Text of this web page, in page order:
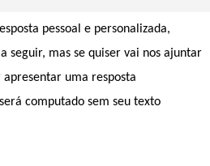
pessoal e personalizada,
seguir, mas se quiser vai nos ajuntar
apresentar uma resposta
computado sem seu texto